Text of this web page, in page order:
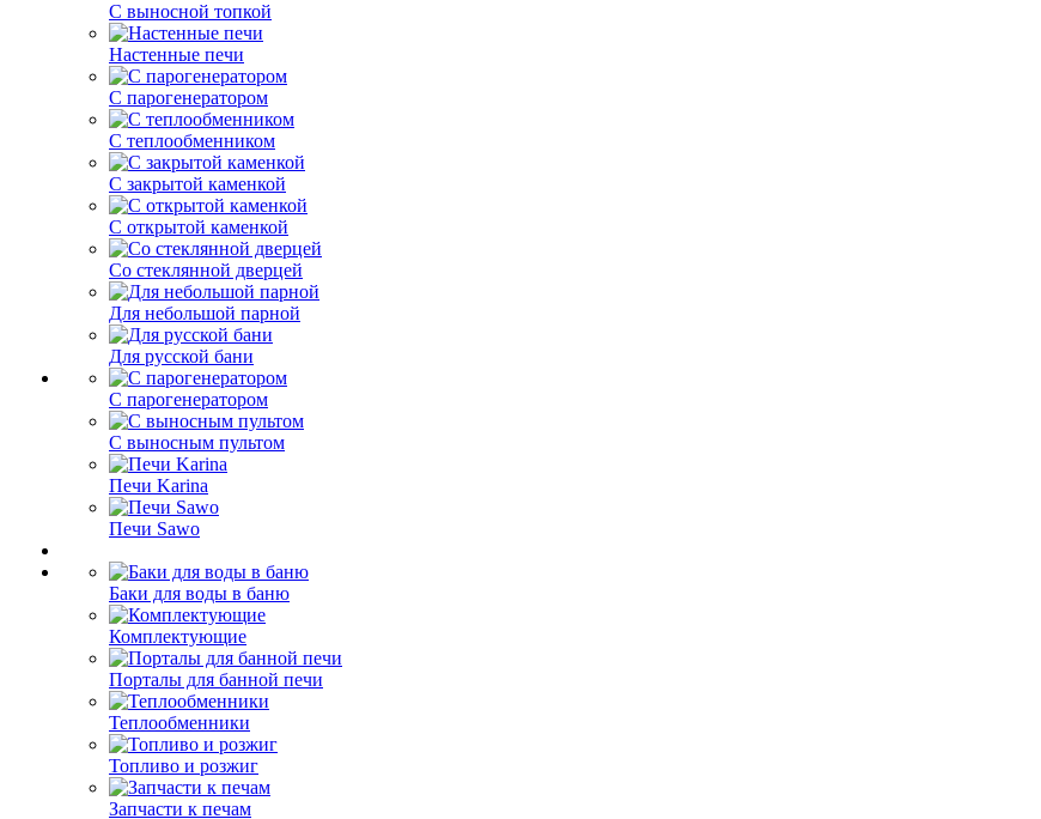
С выносной топкой
Настенные печи
С парогенератором
С теплообменником
С закрытой каменкой
С открытой каменкой
Со стеклянной дверцей
Для небольшой парной
Для русской бани
С парогенератором
С выносным пультом
Печи Karina
Печи Sawo
Баки для воды в баню
Комплектующие
Порталы для банной печи
Теплообменники
Топливо и розжиг
Запчасти к печам